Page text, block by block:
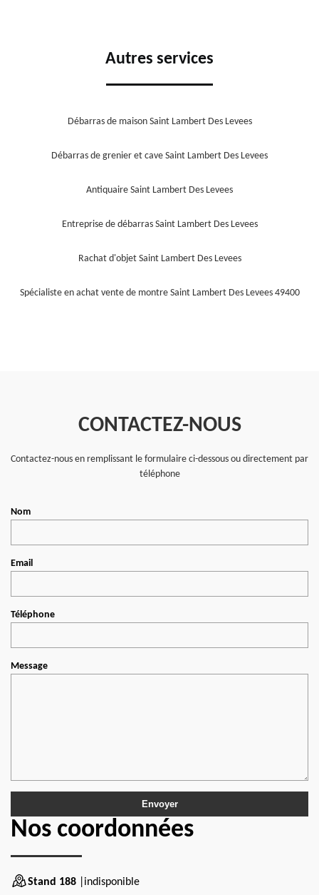
Autres services
Débarras de maison Saint Lambert Des Levees
Débarras de grenier et cave Saint Lambert Des Levees
Antiquaire Saint Lambert Des Levees
Entreprise de débarras Saint Lambert Des Levees
Rachat d'objet Saint Lambert Des Levees
Spécialiste en achat vente de montre Saint Lambert Des Levees 49400
CONTACTEZ-NOUS
Contactez-nous en remplissant le formulaire ci-dessous ou directement par
téléphone
Nom
Email
Téléphone
Message
Nos coordonnées
Stand 188 |indisponible